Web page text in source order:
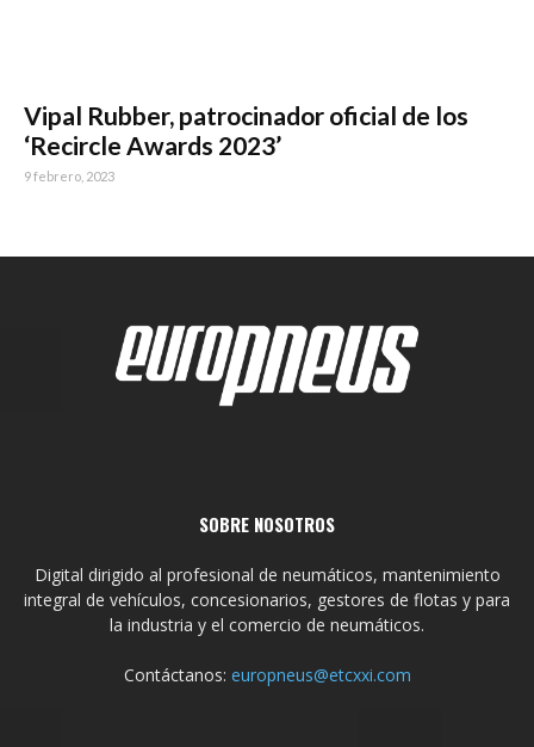
Vipal Rubber, patrocinador oficial de los
‘Recircle Awards 2023’
9 febrero, 2023
SOBRE NOSOTROS
Digital dirigido al profesional de neumáticos, mantenimiento
integral de vehículos, concesionarios, gestores de flotas y para
la industria y el comercio de neumáticos.
Contáctanos: europneus@etcxxi.com